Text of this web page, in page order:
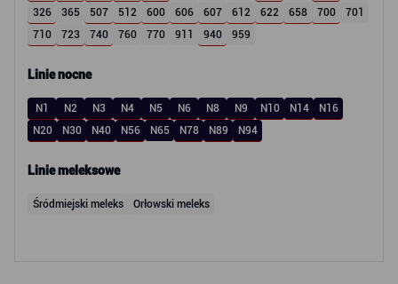
326
365 507 512 600 606 607 612 622 658 700
701
710
723 740 760 770 911 940 959
Linie nocne
N1 N2 N3 N4 N5 N6 N8 N9 N10 N14
N16
N20
N30 N40 N56 N65 N78 N89 N94
Linie meleksowe
Śródmiejski meleks Orłowski meleks